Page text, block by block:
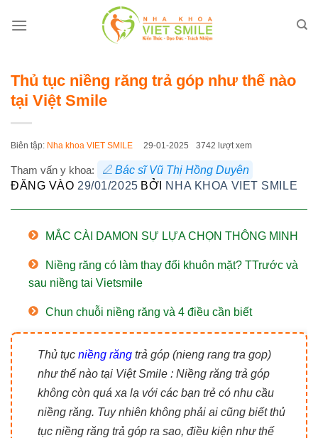
qua
Thủ tục niềng răng trả góp như thế nào
tại Việt Smile
Biên tập: Nha khoa VIET SMILE 29-01-2025 3742 lượt xem
Tham vấn y khoa:
Bác sĩ Vũ Thị Hồng Duyên
ĐĂNG VÀO 29/01/2025 BỞI NHA KHOA VIET SMILE
MẮC CÀI DAMON SỰ LỰA CHỌN THÔNG MINH
Niềng răng có làm thay đổi khuôn mặt? TTrước và
sau niềng tai Vietsmile
Chun chuỗi niềng răng và 4 điều cần biết
Thủ tục niềng răng trả góp (nieng rang tra gop)
như thế nào tại Việt Smile : Niềng răng trả góp
không còn quá xa lạ với các bạn trẻ có nhu cầu
niềng răng. Tuy nhiên không phải ai cũng biết thủ
tục niềng răng trả góp ra sao, điều kiện như thế